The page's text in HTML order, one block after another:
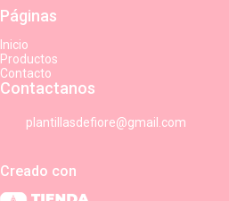
Páginas
Inicio
Productos
Contacto
Contactanos
plantillasdefiore@gmail.com
Creado con